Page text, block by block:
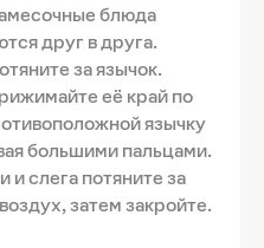
блюда
друг в друга.
за язычок.
её край по
язычку
большими пальцами.
слега потяните за
затем закройте.